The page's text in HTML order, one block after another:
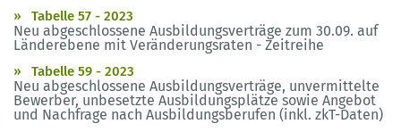
Tabelle 57 - 2023
Neu abgeschlossene Ausbildungsverträge zum 30.09. auf
Länderebene mit Veränderungsraten - Zeitreihe
Tabelle 59 - 2023
Neu abgeschlossene Ausbildungsverträge, unvermittelte
Bewerber, unbesetzte Ausbildungsplätze sowie Angebot
und Nachfrage nach Ausbildungsberufen (inkl. zkT-Daten)